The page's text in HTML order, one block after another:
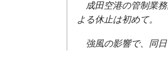
成田空港の管制業
よる休止は初めて。
強風の影響で、同日